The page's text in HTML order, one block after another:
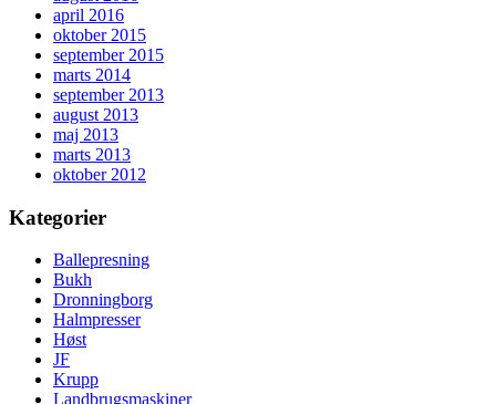
april 2016
oktober 2015
september 2015
marts 2014
september 2013
august 2013
maj 2013
marts 2013
oktober 2012
Kategorier
Ballepresning
Bukh
Dronningborg
Halmpresser
Høst
JF
Krupp
Landbrugsmaskiner